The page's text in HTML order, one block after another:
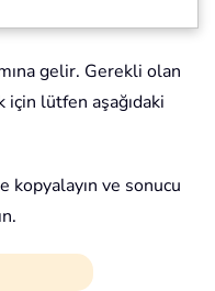
gelir. Gerekli olan
lütfen aşağıdaki
kopyalayın ve sonucu